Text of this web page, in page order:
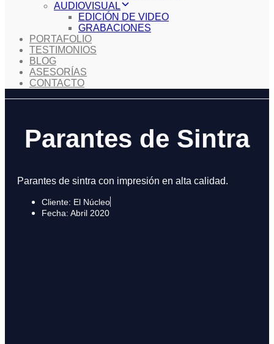
AUDIOVISUAL
EDICIÓN DE VIDEO
GRABACIONES
PORTAFOLIO
TESTIMONIOS
BLOG
ASESORÍAS
CONTACTO
Parantes de Sintra
Parantes de sintra con impresión en alta calidad.
Cliente: El Núcleo
Fecha: Abril 2020